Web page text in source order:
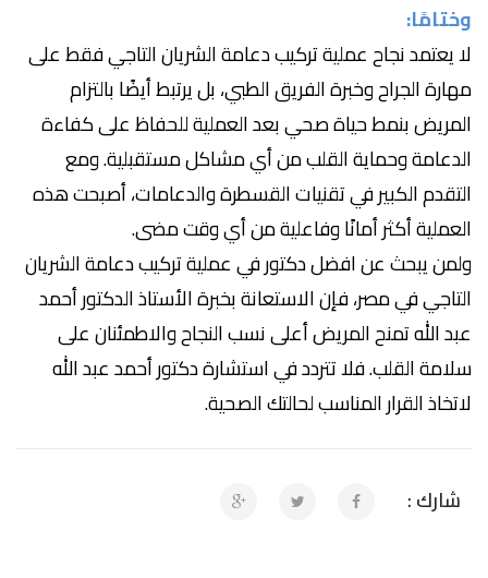
وختامًا:
لا يعتمد نجاح عملية تركيب دعامة الشريان التاجي فقط على
مهارة الجراح وخبرة الفريق الطبي، بل يرتبط أيضًا بالتزام
المريض بنمط حياة صحي بعد العملية للحفاظ على كفاءة
الدعامة وحماية القلب من أي مشاكل مستقبلية. ومع
التقدم الكبير في تقنيات القسطرة والدعامات، أصبحت هذه
العملية أكثر أمانًا وفاعلية من أي وقت مضى.
ولمن يبحث عن افضل دكتور في عملية تركيب دعامة الشريان
التاجي في مصر، فإن الاستعانة بخبرة الأستاذ الدكتور أحمد
عبد الله تمنح المريض أعلى نسب النجاح والاطمئنان على
سلامة القلب. فلا تتردد في استشارة دكتور أحمد عبد الله
لاتخاذ القرار المناسب لحالتك الصحية.
شارك :